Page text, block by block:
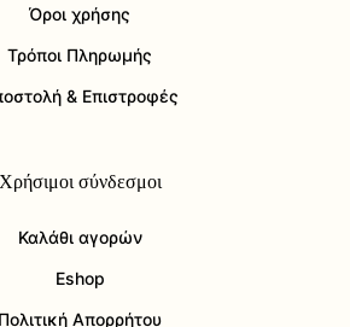
Όροι χρήσης
Τρόποι Πληρωμής
& Επιστροφές
Χρήσιμοι σύνδεσμοι
Καλάθι αγορών
Eshop
Πολιτική Απορρήτου